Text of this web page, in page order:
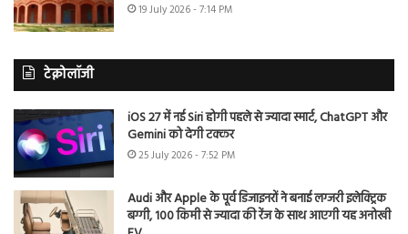
19 July 2026 - 7:14 PM
टेक्नोलॉजी
iOS 27 में नई Siri होगी पहले से ज्यादा स्मार्ट, ChatGPT और
Gemini को देगी टक्कर
25 July 2026 - 7:52 PM
Audi और Apple के पूर्व डिजाइनरों ने बनाई लग्जरी इलेक्ट्रिक
बग्गी, 100 किमी से ज्यादा की रेंज के साथ आएगी यह अनोखी